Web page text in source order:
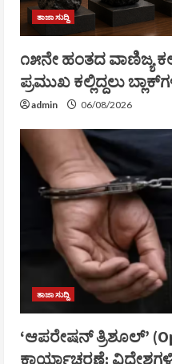
ತಾಜಾ ಸುದ್ದಿ
೧೫ನೇ ಹಂತದ ವಾಣಿಜ್ಯ
ಪ್ರಮುಖ ಕಲ್ಲಿದ್ದಲು
admin 06/08/2026
ತಾಜಾ ಸುದ್ದಿ
‘ಆಪರೇಷನ್ ತ್ರಿಶೂಲ್’
ಕಾರ್ಯಾಚರಣೆ: